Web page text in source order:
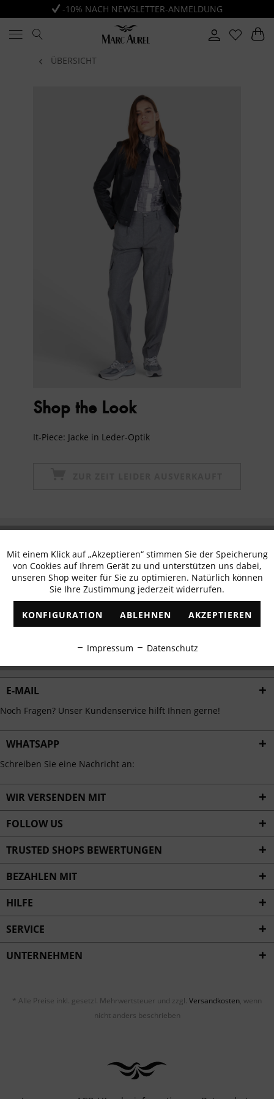
-10% NACH NEWSLETTER-ANMELDUNG
ÜBERSICHT
Shop the Look
It-Piece: Jacke in Leder-Optik
erhalten
✓ Exklusive Angebote ✓ Die aktuellsten Trends
E-MAIL
Noch Fragen? Unser Kundenservice hilft Ihnen gerne!
WHATSAPP
Schreiben Sie eine Nachricht an:
WIR VERSENDEN MIT
FOLLOW US
TRUSTED SHOPS BEWERTUNGEN
BEZAHLEN MIT
HILFE
SERVICE
UNTERNEHMEN
* Alle Preise inkl. gesetzl. Mehrwertsteuer und zzgl. Versandkosten, wenn
nicht anders beschrieben
Funktionale Aktiv
Marketing Inaktiv
Tracking Inaktiv
Personalisierung Inaktiv
Service
Mit einem Klick auf „Akzeptieren“ stimmen Sie der Speicherung
von Cookies auf Ihrem Gerät zu und unterstützen uns dabei,
unseren Shop weiter für Sie zu optimieren. Natürlich können
Sie Ihre Zustimmung jederzeit widerrufen.
KONFIGURATION ABLEHNEN AKZEPTIEREN
Impressum Datenschutz